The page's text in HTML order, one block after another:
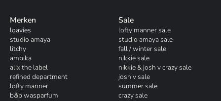
Merken
loavies
studio amaya
litchy
ambika
alix the label
refined department
lofty manner
b&b wasparfum
Sale
lofty manner sale
studio amaya sale
fall / winter sale
nikkie sale
nikkie & josh v crazy sale
josh v sale
summer sale
crazy sale